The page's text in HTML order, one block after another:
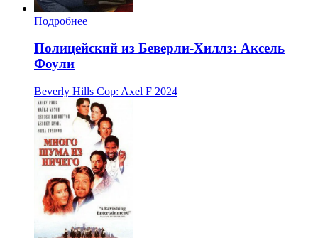
Подробнее
Полицейский из Беверли-Хиллз: Аксель
Фоули
Beverly Hills Cop: Axel F 2024